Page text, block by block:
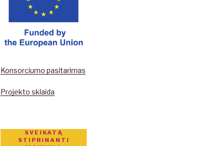
Kitas
įrašas
Konsorciumo pasitarimas
Projekto sklaida
SVEIKATĄ
STIPRINANTI